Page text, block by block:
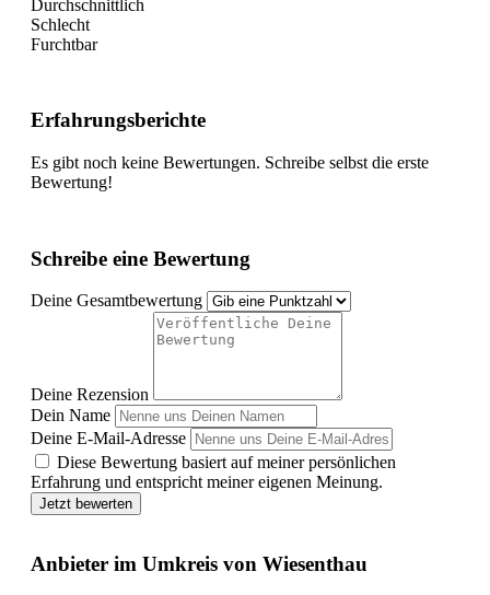
Durchschnittlich
Schlecht
Furchtbar
Erfahrungsberichte
Es gibt noch keine Bewertungen. Schreibe selbst die erste
Bewertung!
Schreibe eine Bewertung
Deine Gesamtbewertung
Deine Rezension
Dein Name
Deine E-Mail-Adresse
Diese Bewertung basiert auf meiner persönlichen
Erfahrung und entspricht meiner eigenen Meinung.
Jetzt bewerten
Anbieter im Umkreis von Wiesenthau